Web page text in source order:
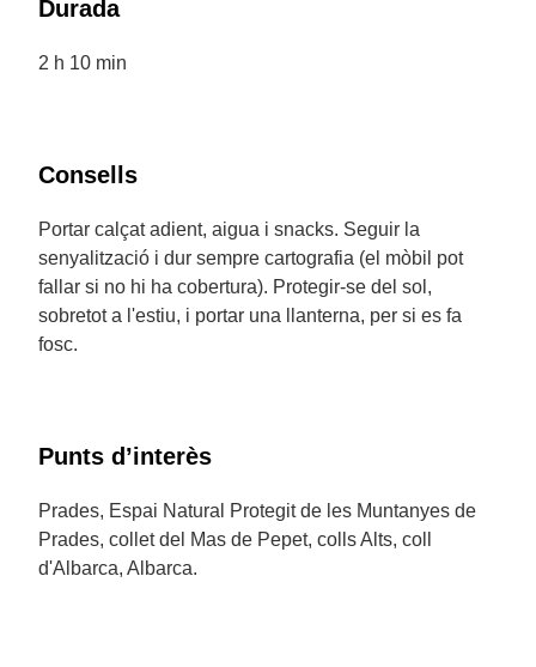
Durada
2 h 10 min
Consells
Portar calçat adient, aigua i snacks. Seguir la
senyalització i dur sempre cartografia (el mòbil pot
fallar si no hi ha cobertura). Protegir-se del sol,
sobretot a l'estiu, i portar una llanterna, per si es fa
fosc.
Punts d’interès
Prades, Espai Natural Protegit de les Muntanyes de
Prades, collet del Mas de Pepet, colls Alts, coll
d'Albarca, Albarca.